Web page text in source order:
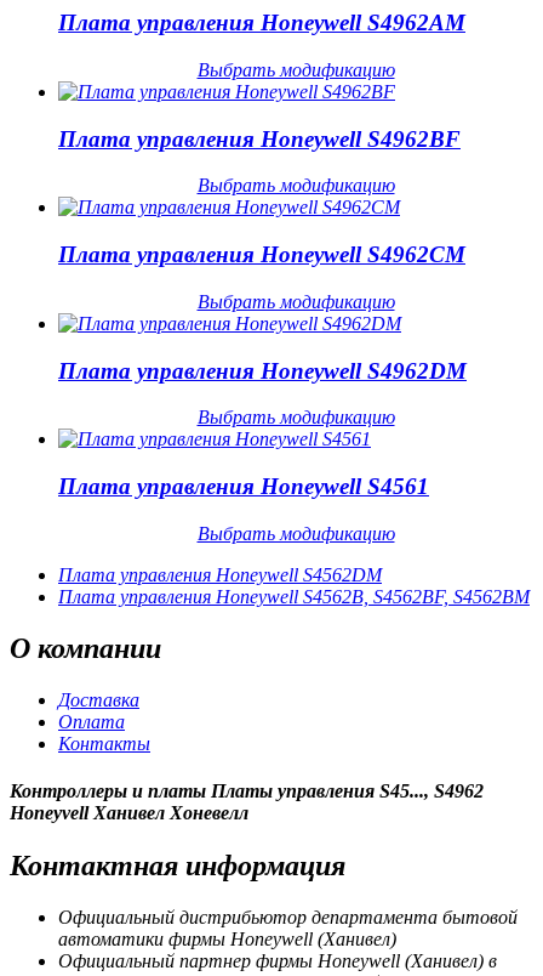
Плата управления Honeywell S4962AM
Выбрать модификацию
Плата управления Honeywell S4962BF
Выбрать модификацию
Плата управления Honeywell S4962CM
Выбрать модификацию
Плата управления Honeywell S4962DM
Выбрать модификацию
Плата управления Honeywell S4561
Выбрать модификацию
Плата управления Honeywell S4562DM
Плата управления Honeywell S4562B, S4562BF, S4562BM
О компании
Доставка
Оплата
Контакты
Контроллеры и платы Платы управления S45..., S4962
Honeyvell Ханивел Хоневелл
Контактная информация
Официальный дистрибьютор департамента бытовой
автоматики фирмы Honeywell (Ханивел)
Официальный партнер фирмы Honeywell (Ханивел) в